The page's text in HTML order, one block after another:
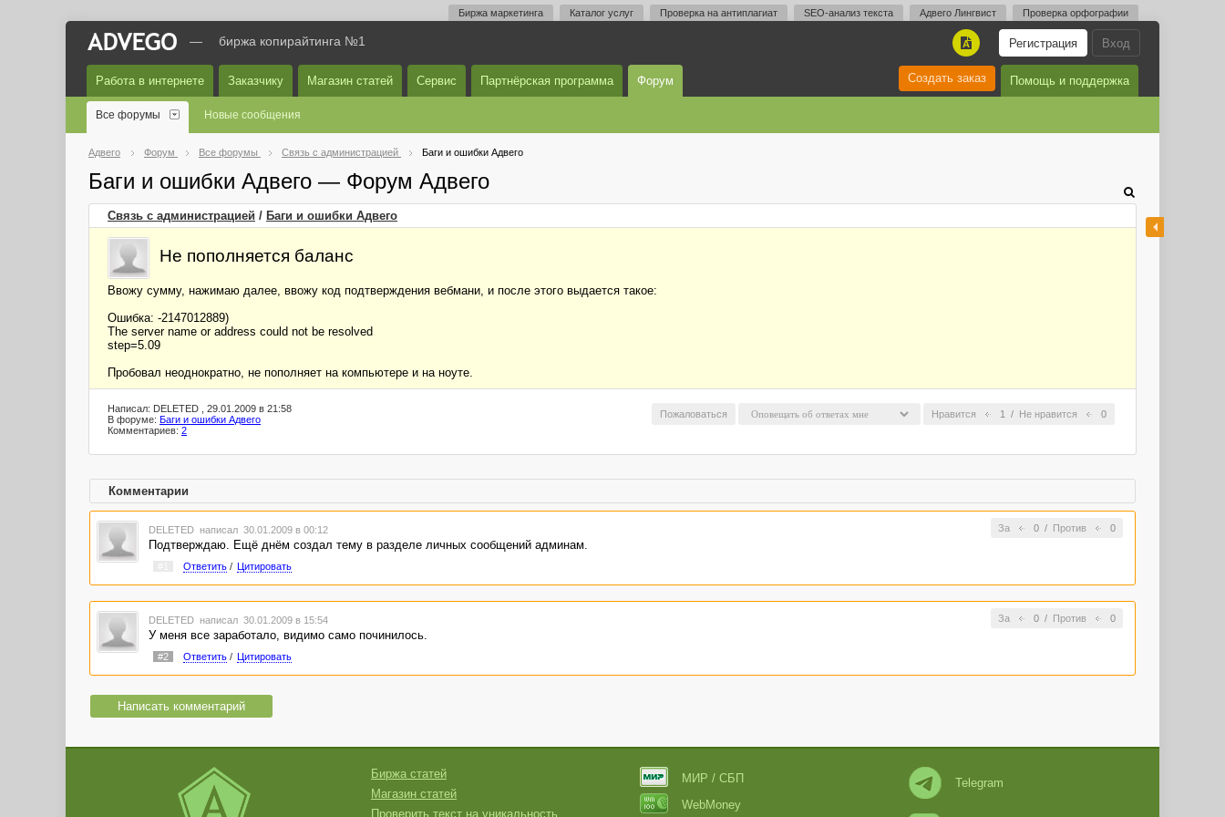
Биржа маркетинга Каталог услуг Проверка на антиплагиат SEO-анализ текста Адвего Лингвист Проверка орфографии
Вход
Регистрация
A
— биржа копирайтинга №1
Работа в интернете Заказчику Магазин статей Сервис Партнёрская программа Форум Помощь и поддержка
Создать заказ
Все форумы Новые сообщения
Адвего Форум Все форумы Связь с администрацией Баги и ошибки Адвего
Баги и ошибки Адвего — Форум Адвего
Связь с администрацией / Баги и ошибки Адвего
Не пополняется баланс
Ввожу сумму, нажимаю далее, ввожу код подтверждения вебмани, и после этого выдается такое:
Ошибка: -2147012889)
The server name or address could not be resolved
step=5.09
Пробовал неоднократно, не пополняет на компьютере и на ноуте.
Нравится 1 / Не нравится 0
Пожаловаться
Написал: DELETED , 29.01.2009 в 21:58
В форуме: Баги и ошибки Адвего
Комментариев: 2
Комментарии
За 0/ Против 0
DELETED написал 30.01.2009 в 00:12
Подтверждаю. Ещё днём создал тему в разделе личных сообщений админам.
Ответить/ Цитировать
За 0/ Против 0
DELETED написал 30.01.2009 в 15:54
У меня все заработало, видимо само починилось.
#2 Ответить/ Цитировать
Написать комментарий
Биржа статей
Магазин статей
Проверить текст на уникальность
МИР / СБП
WebMoney
Telegram